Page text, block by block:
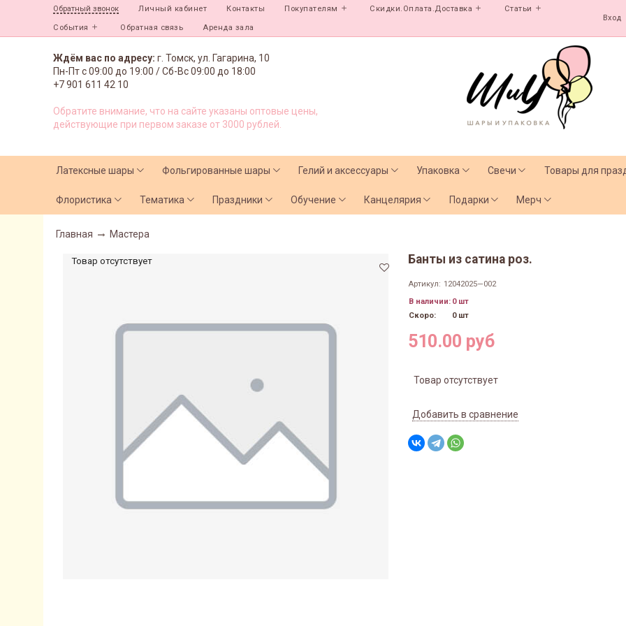
Обратный звонок Личный кабинет Контакты Покупателям Скидки.Оплата.Доставка Статьи
События Обратная связь Аренда зала
Вход
Ждём вас по адресу: г. Томск, ул. Гагарина, 10
Пн-Пт с09:00 до 19:00 /Сб-Вс 09:00 до 18:00
+7 901 611 42 10
Обратите внимание, что на сайте указаны оптовые цены,
действующие при первом заказе от 3000 рублей.
Латексные шары Фольгированные шары Гелий и аксессуары Упаковка Свечи Товары для
Флористика Тематика Праздники Обучение Канцелярия Подарки Мерч
Главная Мастера
Товар отсутствует Банты из сатина роз.
Артикул: 12042025—002
В наличии: 0 шт
Скоро:
0 шт
510.00 руб
Товар отсутствует
Добавить в сравнение